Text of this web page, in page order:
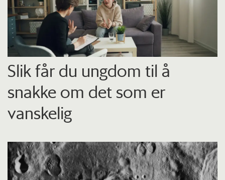
Slik får du ungdom til å
snakke om det som er
vanskelig